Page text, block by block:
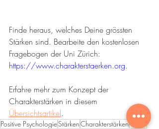
Finde heraus, welches Deine grössten
Stärken sind. Bearbeite den kostenlosen
Fragebogen der Uni Zürich:
https://www.charakterstaerken.org.
Erfahre mehr zum Konzept der
Charakterstärken in diesem
Übersichtsartikel.
Positive PsychologieStärkenCharakterstärkenVIA-IS